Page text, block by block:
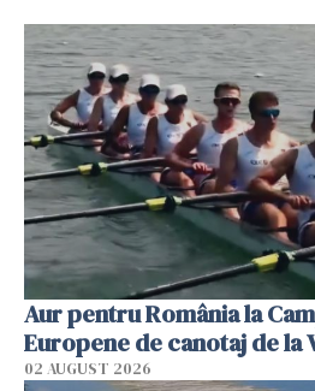
Aur pentru România la
Europene de canotaj de la
02 AUGUST 2026